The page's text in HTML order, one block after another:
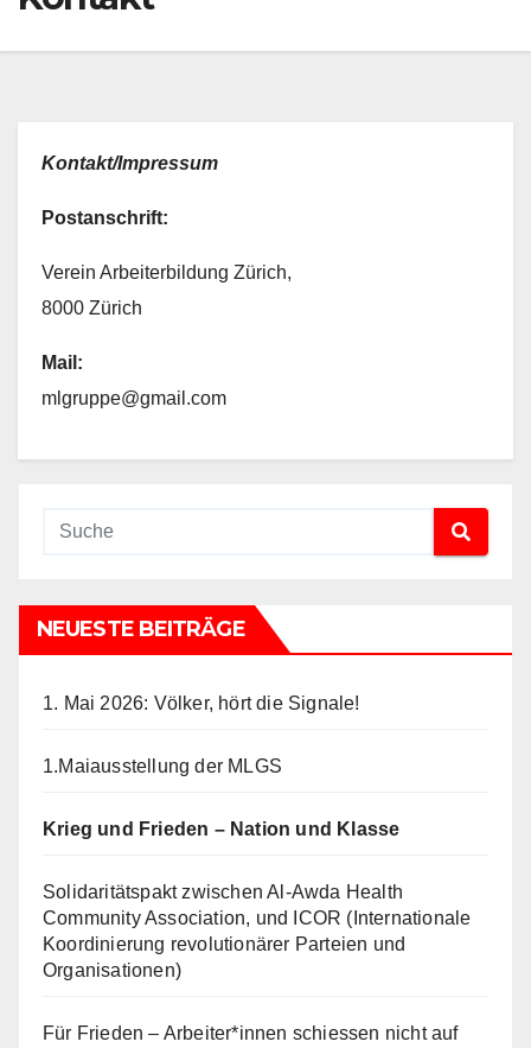
Kontakt/Impressum
Postanschrift:
Verein Arbeiterbildung Zürich,
8000 Zürich
Mail:
mlgruppe@gmail.com
NEUESTE BEITRÄGE
1. Mai 2026: Völker, hört die Signale!
1.Maiausstellung der MLGS
Krieg und Frieden – Nation und Klasse
Solidaritätspakt zwischen Al-Awda Health
Community Association, und ICOR (Internationale
Koordinierung revolutionärer Parteien und
Organisationen)
Für Frieden – Arbeiter*innen schiessen nicht auf